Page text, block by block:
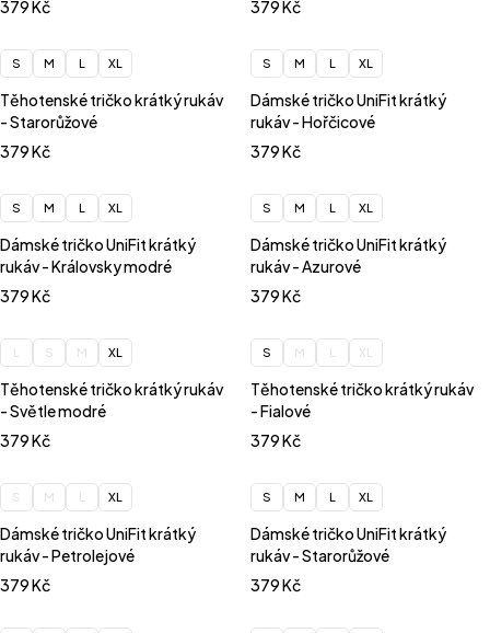
379Kč
379Kč
S M L XL
Těhotenské tričko krátký rukáv
- Starorůžové
379Kč
S M L XL
Dámské tričko UniFit krátký
rukáv - Hořčicové
379Kč
S M L XL
Dámské tričko UniFit krátký
rukáv - Královsky modré
379Kč
S M L XL
Dámské tričko UniFit krátký
rukáv - Azurové
379Kč
L S M XL
Těhotenské tričko krátký rukáv
- Světle modré
379Kč
S M L XL
Těhotenské tričko krátký rukáv
- Fialové
379Kč
S M L XL
Dámské tričko UniFit krátký
rukáv - Petrolejové
379Kč
S M L XL
Dámské tričko UniFit krátký
rukáv - Starorůžové
379Kč